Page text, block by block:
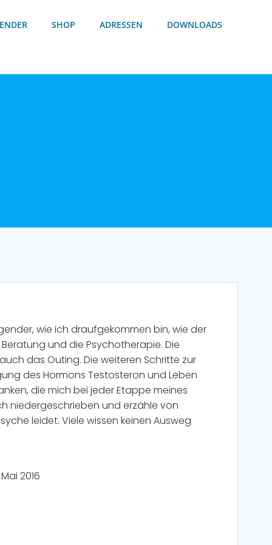
SHOP ADRESSEN DOWNLOADS
wie ich draufgekommen bin, wie der
und die Psychotherapie. Die
das Outing. Die weiteren Schritte zur
des Hormons Testosteron und Leben
die mich bei jeder Etappe meines
niedergeschrieben und erzähle von
leidet. Viele wissen keinen Ausweg
2016